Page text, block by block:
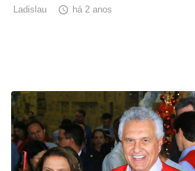
Ladislau  há 2 anos